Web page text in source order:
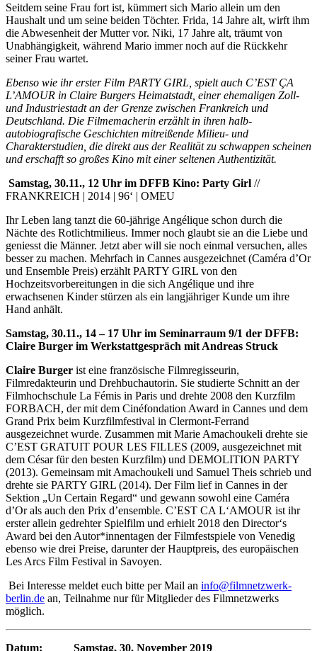
Seitdem seine Frau fort ist, kümmert sich Mario allein um den
Haushalt und um seine beiden Töchter. Frida, 14 Jahre alt, wirft ihm
die Abwesenheit der Mutter vor. Niki, 17 Jahre alt, träumt von
Unabhängigkeit, während Mario immer noch auf die Rückkehr
seiner Frau wartet.
Ebenso wie ihr erster Film PARTY GIRL, spielt auch C’EST ÇA
L’AMOUR in Claire Burgers Heimatstadt, einer ehemaligen Zoll-
und Industriestadt an der Grenze zwischen Frankreich und
Deutschland. Die Filmemacherin erzählt in ihren halb-
autobiografische Geschichten mitreißende Milieu- und
Charakterstudien, die direkt aus der Realität zu schwappen scheinen
und erschafft so großes Kino mit einer seltenen Authentizität.
Samstag, 30.11., 12 Uhr im DFFB Kino: Party Girl //
FRANKREICH | 2014 | 96‘ | OMEU
Ihr Leben lang tanzt die 60-jährige Angélique schon durch die
Nächte des Rotlichtmilieus. Immer noch glaubt sie an die Liebe und
geniesst die Männer. Jetzt aber will sie noch einmal versuchen, alles
besser zu machen. Mehrfach in Cannes ausgezeichnet (Caméra d’Or
und Ensemble Preis) erzählt PARTY GIRL von den
Hochzeitsvorbereitungen in die sich Angélique und ihre
erwachsenen Kinder stürzen als ein langjähriger Kunde um ihre
Hand anhält.
Samstag, 30.11., 14 – 17 Uhr im Seminarraum 9/1 der DFFB:
Claire Burger im Werkstattgespräch mit Andreas Struck
Claire Burger ist eine französische Filmregisseurin,
Filmredakteurin und Drehbuchautorin. Sie studierte Schnitt an der
Filmhochschule La Fémis in Paris und drehte 2008 den Kurzfilm
FORBACH, der mit dem Cinéfondation Award in Cannes und dem
Grand Prix beim Kurzfilmfestival in Clermont-Ferrand
ausgezeichnet wurde. Zusammen mit Marie Amachoukeli drehte sie
C’EST GRATUIT POUR LES FILLES (2009, ausgezeichnet mit
dem César für den besten Kurzfilm) und DEMOLITION PARTY
(2013). Gemeinsam mit Amachoukeli und Samuel Theis schrieb und
drehte sie PARTY GIRL (2014). Der Film lief in Cannes in der
Sektion „Un Certain Regard“ und gewann sowohl eine Caméra
d’Or als auch den Prix d’ensemble. C’EST CA L‘AMOUR ist ihr
erster allein gedrehter Spielfilm und erhielt 2018 den Director‘s
Award bei den Autor*innentagen der Filmfestspiele von Venedig
ebenso wie drei Preise, darunter der Hauptpreis, des europäischen
Les Arcs Film Festival in Savoyen.
Bei Interesse meldet euch bitte per Mail an info@filmnetzwerk-
berlin.de an, Teilnahme nur für Mitglieder des Filmnetzwerks
möglich.
Datum: Samstag, 30. November 2019